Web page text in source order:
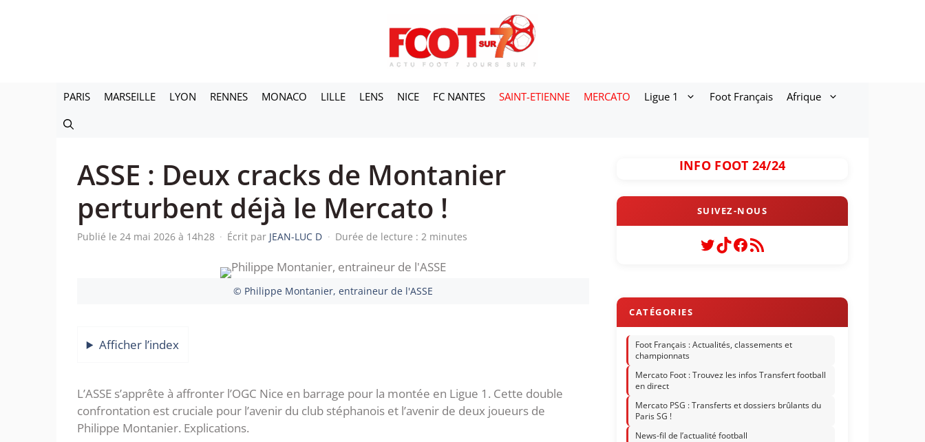
PARIS MARSEILLE LYON RENNES MONACO LILLE LENS NICE FC NANTES SAINT-ETIENNE MERCATO Ligue 1 Foot Français Afrique
ASSE : Deux cracks de Montanier
perturbent déjà le Mercato !
Publié le 24 mai 2026 à 14h28 · Écrit par JEAN-LUC D · Durée de lecture : 2 minutes
© Philippe Montanier, entraineur de l'ASSE
Afficher l’index
L’ASSE s’apprête à affronter l’OGC Nice en barrage pour la montée en Ligue 1. Cette double
confrontation est cruciale pour l’avenir du club stéphanois et l’avenir de deux joueurs de
Philippe Montanier. Explications.
INFO FOOT 24/24
Twitter
TikTok
Facebook
Flux RSS
Foot Français : Actualités, classements et
championnats
Mercato Foot : Trouvez les infos Transfert football
en direct
Mercato PSG : Transferts et dossiers brûlants du
Paris SG !
News-fil de l’actualité football